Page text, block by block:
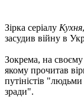
Зірка серіалу Кухня
засудив війну в
Зокрема, на своєму
якому прочитав
путіністів
зради".